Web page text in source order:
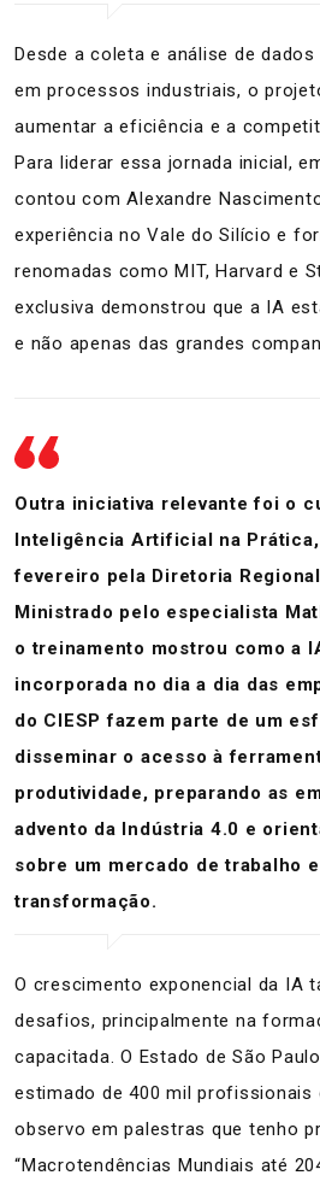
Desde a coleta e análise de
em processos industriais, o
aumentar a eficiência e a
Para liderar essa jornada inicial,
contou com Alexandre
experiência no Vale do Silício e
renomadas como MIT, Harvard e
exclusiva demonstrou que a IA
e não apenas das grandes
Outra iniciativa relevante foi o
Inteligência Artificial na
fevereiro pela Diretoria
Ministrado pelo especialista
o treinamento mostrou como a
incorporada no dia a dia das
do CIESP fazem parte de um
disseminar o acesso à
produtividade, preparando as
advento da Indústria 4.0 e
sobre um mercado de trabalho
transformação.
O crescimento exponencial da IA
desafios, principalmente na
capacitada. O Estado de São
estimado de 400 mil profissionais
observo em palestras que tenho
“Macrotendências Mundiais até